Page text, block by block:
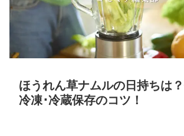
ほうれん草ナムルの日持ちは
冷凍･冷蔵保存のコツ！